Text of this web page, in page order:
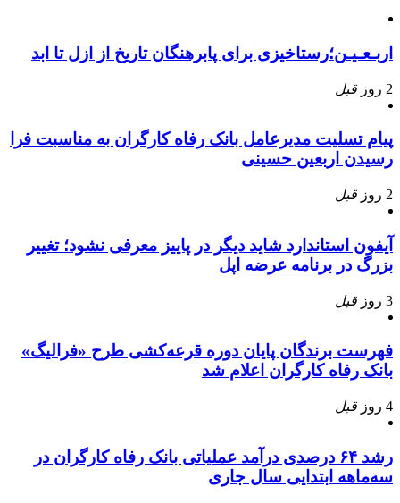
اربـعـیـن؛رستاخیزی برای پابرهنگان تاریخ از ازل تا ابد
2 روز قبل
پیام تسلیت مدیرعامل بانک رفاه کارگران به مناسبت فرا
رسیدن اربعین حسینی
2 روز قبل
آیفون استاندارد شاید دیگر در پاییز معرفی نشود؛ تغییر
بزرگ در برنامه عرضه اپل
3 روز قبل
فهرست برندگان پایان دوره قرعه‌کشی طرح «فرالیگ»
بانک رفاه کارگران اعلام شد
4 روز قبل
رشد ۶۴ درصدی درآمد عملیاتی بانک رفاه کارگران در
سه‌ماهه ابتدایی سال جاری